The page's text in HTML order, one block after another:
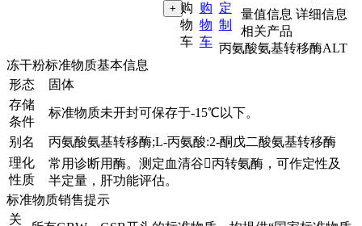
购
物
车
购
物
车
定
制
量值信息 详细信息
相关产品
丙氨酸氨基转移酶ALT
冻干粉标准物质基本信息
形态
固体
存储
条件
标准物质未开封可保存于-15℃以下。
别名
丙氨酸氨基转移酶;L-丙氨酸:2-酮戊二酸氨基转移酶
理化
性质
常用诊断用酶。测定血清谷丙转氨酶，可作定性及
半定量，肝功能评估。
标准物质销售提示
关